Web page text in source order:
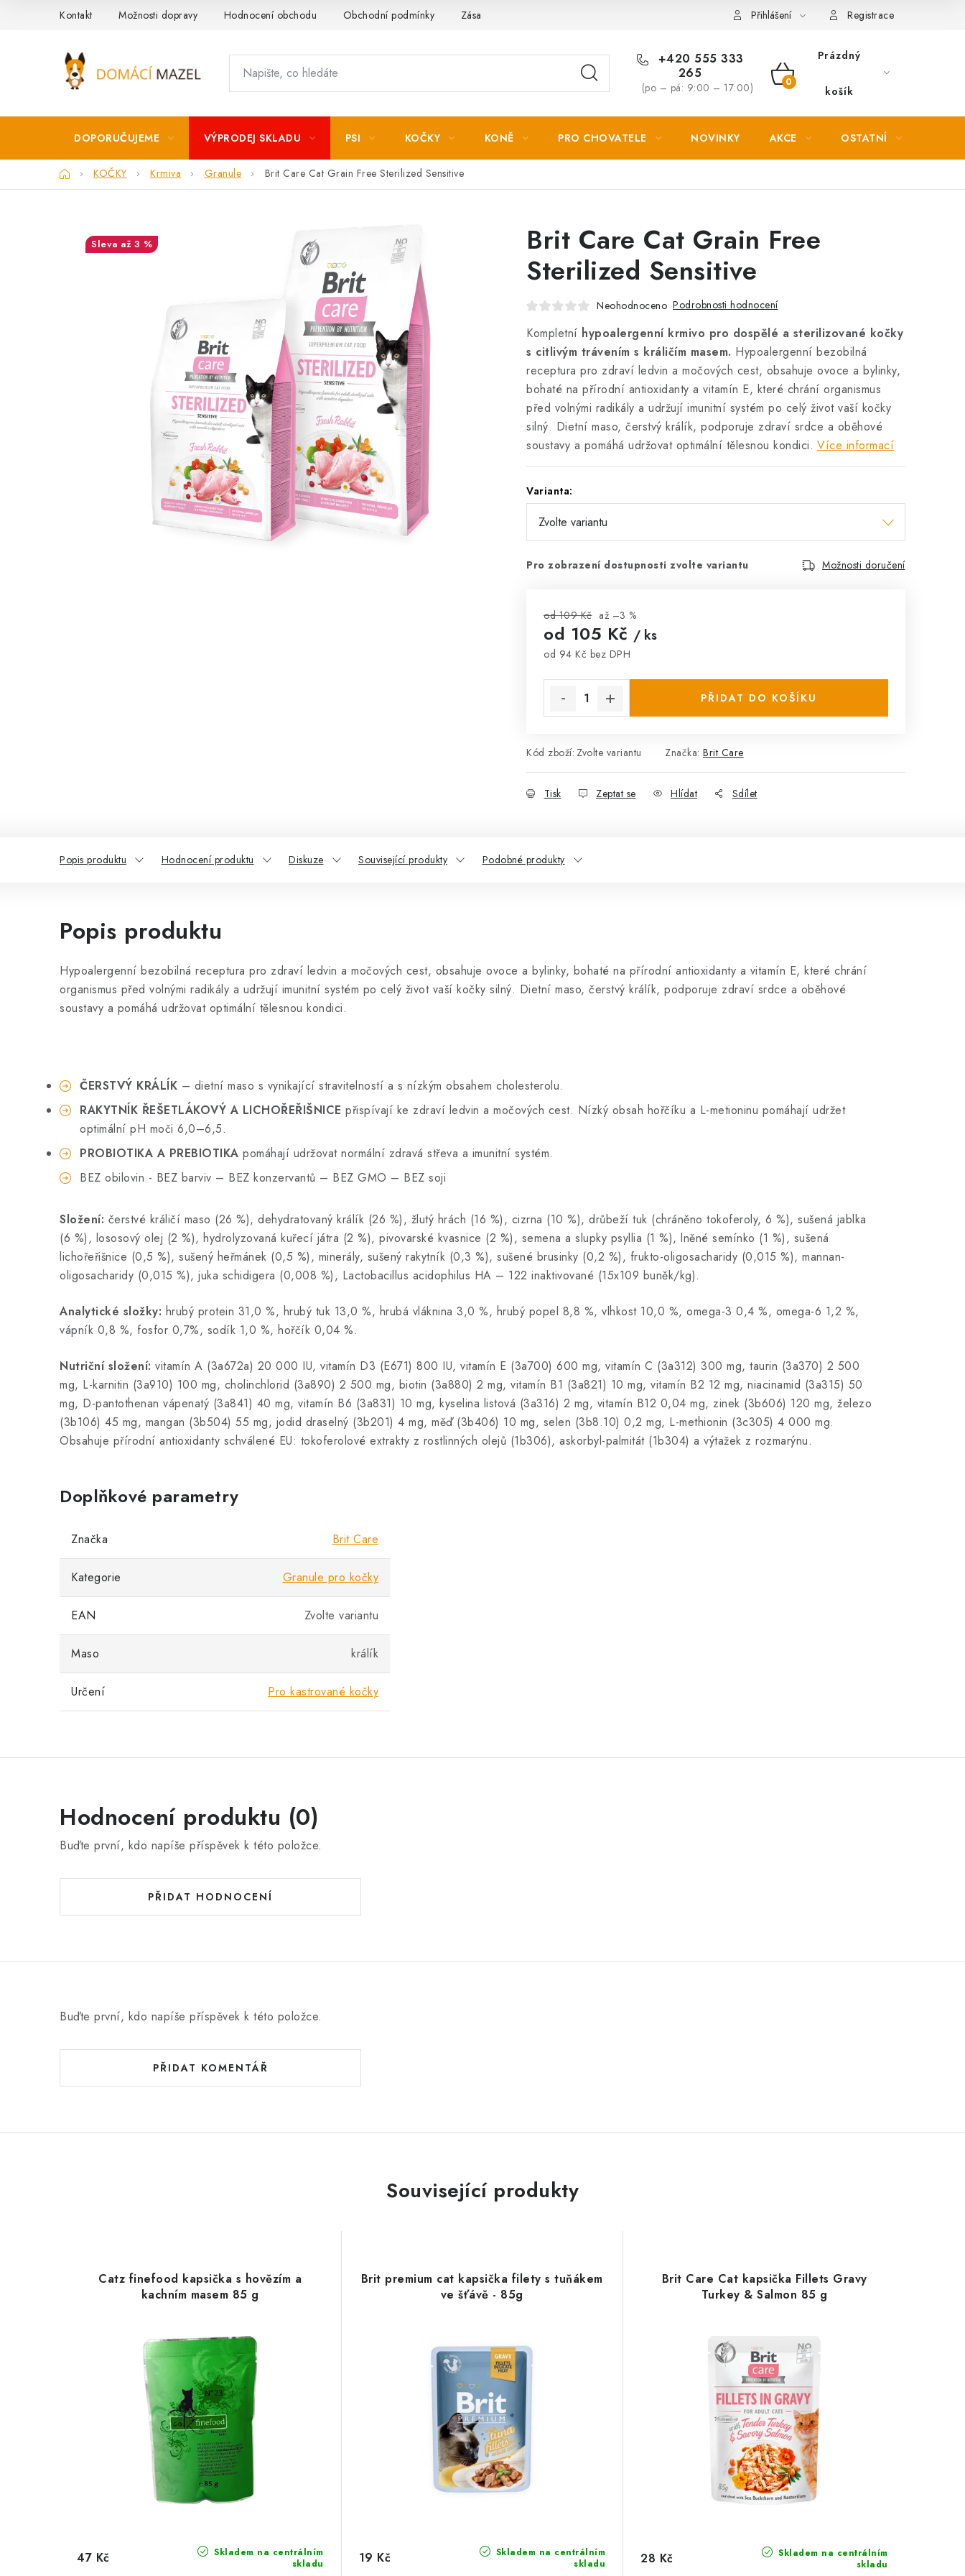
Kontakt Možnosti dopravy Hodnocení obchodu Obchodní podmínky Zásady zpracování osobních údajů Přihlášení Registrace
+420 555 333
265
(po – pá: 9:00 – 17:00)
NÁKUPNÍ
Prázdný
košík
DOPORUČUJEME VÝPRODEJ SKLADU PSI KOČKY KONĚ PRO CHOVATELE NOVINKY AKCE OSTATNÍ
DomůKOČKY Krmiva Granule Brit Care Cat Grain Free Sterilized Sensitive
Brit Care Cat Grain Free
Sterilized Sensitive
Neohodnoceno Podrobnosti hodnocení
Kompletní hypoalergenní krmivo pro dospělé a sterilizované kočky
s citlivým trávením s králičím masem. Hypoalergenní bezobilná
receptura pro zdraví ledvin a močových cest, obsahuje ovoce a bylinky,
bohaté na přírodní antioxidanty a vitamín E, které chrání organismus
před volnými radikály a udržují imunitní systém po celý život vaší kočky
silný. Dietní maso, čerstvý králík, podporuje zdraví srdce a oběhové
soustavy a pomáhá udržovat optimální tělesnou kondici. Více informací
Varianta:
Pro zobrazení dostupnosti zvolte variantu Možnosti doručení
od 109 Kč až –3 %
od 105 Kč / ks
od 94 Kč bez DPH
PŘIDAT DO KOŠÍKU
Kód zboží: Zvolte variantu Značka: Brit Care
Tisk Zeptat se Hlídat Sdílet
až 3 %
Popis produktu Hodnocení produktu Diskuze Související produkty Podobné produkty
Popis produktu
Hypoalergenní bezobilná receptura pro zdraví ledvin a močových cest, obsahuje ovoce a bylinky, bohaté na přírodní antioxidanty a vitamín E, které chrání
organismus před volnými radikály a udržují imunitní systém po celý život vaší kočky silný. Dietní maso, čerstvý králík, podporuje zdraví srdce a oběhové
soustavy a pomáhá udržovat optimální tělesnou kondici.
ČERSTVÝ KRÁLÍK – dietní maso s vynikající stravitelností a s nízkým obsahem cholesterolu.
RAKYTNÍK ŘEŠETLÁKOVÝ A LICHOŘEŘIŠNICE přispívají ke zdraví ledvin a močových cest. Nízký obsah hořčíku a L-metioninu pomáhají udržet
optimální pH moči 6,0–6,5.
PROBIOTIKA A PREBIOTIKA pomáhají udržovat normální zdravá střeva a imunitní systém.
BEZ obilovin - BEZ barviv – BEZ konzervantů – BEZ GMO – BEZ soji
Složení: čerstvé králičí maso (26 %), dehydratovaný králík (26 %), žlutý hrách (16 %), cizrna (10 %), drůbeží tuk (chráněno tokoferoly, 6 %), sušená jablka
(6 %), lososový olej (2 %), hydrolyzovaná kuřecí játra (2 %), pivovarské kvasnice (2 %), semena a slupky psyllia (1 %), lněné semínko (1 %), sušená
lichořeřišnice (0,5 %), sušený heřmánek (0,5 %), minerály, sušený rakytník (0,3 %), sušené brusinky (0,2 %), frukto-oligosacharidy (0,015 %), mannan-
oligosacharidy (0,015 %), juka schidigera (0,008 %), Lactobacillus acidophilus HA – 122 inaktivované (15x109 buněk/kg).
Analytické složky: hrubý protein 31,0 %, hrubý tuk 13,0 %, hrubá vláknina 3,0 %, hrubý popel 8,8 %, vlhkost 10,0 %, omega-3 0,4 %, omega-6 1,2 %,
vápník 0,8 %, fosfor 0,7%, sodík 1,0 %, hořčík 0,04 %.
Nutriční složení: vitamín A (3a672a) 20 000 IU, vitamín D3 (E671) 800 IU, vitamín E (3a700) 600 mg, vitamín C (3a312) 300 mg, taurin (3a370) 2 500
mg, L-karnitin (3a910) 100 mg, cholinchlorid (3a890) 2 500 mg, biotin (3a880) 2 mg, vitamín B1 (3a821) 10 mg, vitamín B2 12 mg, niacinamid (3a315) 50
mg, D-pantothenan vápenatý (3a841) 40 mg, vitamín B6 (3a831) 10 mg, kyselina listová (3a316) 2 mg, vitamín B12 0,04 mg, zinek (3b606) 120 mg, železo
(3b106) 45 mg, mangan (3b504) 55 mg, jodid draselný (3b201) 4 mg, měď (3b406) 10 mg, selen (3b8.10) 0,2 mg, L-methionin (3c305) 4 000 mg.
Obsahuje přírodní antioxidanty schválené EU: tokoferolové extrakty z rostlinných olejů (1b306), askorbyl-palmitát (1b304) a výtažek z rozmarýnu.
Doplňkové parametry
Značka Brit Care
Kategorie Granule pro kočky
EAN Zvolte variantu
Maso králík
Určení Pro kastrované kočky
Hodnocení produktu (0)
Buďte první, kdo napíše příspěvek k této položce.
PŘIDAT HODNOCENÍ
Buďte první, kdo napíše příspěvek k této položce.
PŘIDAT KOMENTÁŘ
Související produkty
Catz finefood kapsička s hovězím a
kachním masem 85 g
Skladem na centrálním
skladu
47 Kč
Brit premium cat kapsička filety s tuňákem
ve šťávě - 85g
Skladem na centrálním
skladu
19 Kč
Brit Care Cat kapsička Fillets Gravy
Turkey & Salmon 85 g
Skladem na centrálním
skladu
28 Kč